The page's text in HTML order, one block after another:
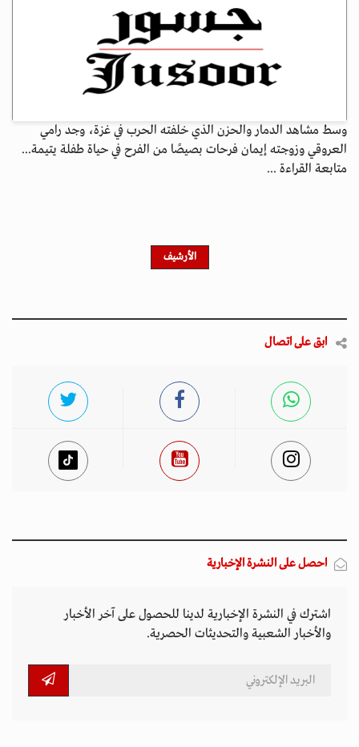
وسط مشاهد الدمار والحزن الذي خلفته الحرب في غزة، وجد رامي
العروقي وزوجته إيمان فرحات بصيصًا من الفرح في حياة طفلة يتيمة...
متابعة القراءة ...
الأرشيف
ابق على اتصال
احصل على النشرة الإخبارية
اشترك في النشرة الإخبارية لدينا للحصول على آخر الأخبار
والأخبار الشعبية والتحديثات الحصرية.